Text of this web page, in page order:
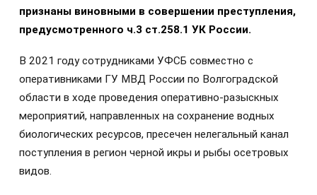
признаны виновными в совершении преступления,
предусмотренного ч.3 ст.258.1 УК России.
В 2021 году сотрудниками УФСБ совместно с
оперативниками ГУ МВД России по Волгоградской
области в ходе проведения оперативно-разыскных
мероприятий, направленных на сохранение водных
биологических ресурсов, пресечен нелегальный канал
поступления в регион черной икры и рыбы осетровых
видов.